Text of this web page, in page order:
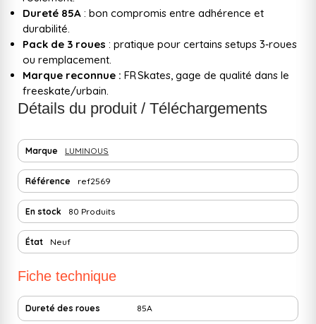
Dureté 85A : bon compromis entre adhérence et
durabilité.
Pack de 3 roues : pratique pour certains setups 3‑roues
ou remplacement.
Marque reconnue : FR Skates, gage de qualité dans le
freeskate/urbain.
Détails du produit / Téléchargements
Marque LUMINOUS
Référence ref2569
En stock 80 Produits
État Neuf
Fiche technique
Dureté des roues 85A